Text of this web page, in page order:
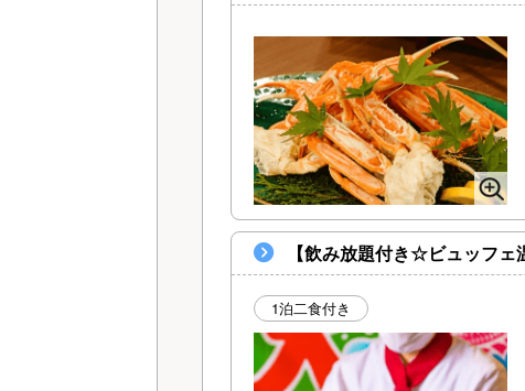
【飲み放題付き☆ビュッフ
1泊二食付き